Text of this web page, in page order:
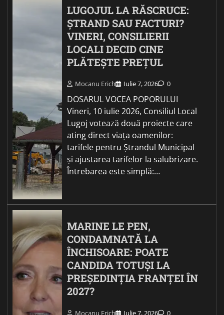
LUGOJUL LA RĂSCRUCE:
ȘTRAND SAU FACTURI?
VINERI, CONSILIERII
LOCALI DECID CINE
PLĂTEȘTE PREȚUL
Mocanu Erich Iulie 7, 2026 0
DOSARUL VOCEA POPORULUI
Vineri, 10 iulie 2026, Consiliul Local
Lugoj votează două proiecte care
ating direct viața oamenilor:
tarifele pentru Ștrandul Municipal
și ajustarea tarifelor la salubrizare.
Întrebarea este simplă:…
MARINE LE PEN,
CONDAMNATĂ LA
ÎNCHISOARE: POATE
CANDIDA TOTUȘI LA
PREȘEDINȚIA FRANȚEI ÎN
2027?
Mocanu Erich Iulie 7, 2026 0